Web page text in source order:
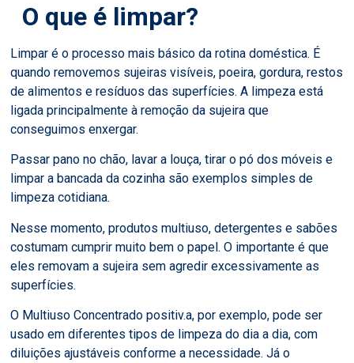
O que é limpar?
Limpar é o processo mais básico da rotina doméstica. É
quando removemos sujeiras visíveis, poeira, gordura, restos
de alimentos e resíduos das superfícies. A limpeza está
ligada principalmente à remoção da sujeira que
conseguimos enxergar.
Passar pano no chão, lavar a louça, tirar o pó dos móveis e
limpar a bancada da cozinha são exemplos simples de
limpeza cotidiana.
Nesse momento, produtos multiuso, detergentes e sabões
costumam cumprir muito bem o papel. O importante é que
eles removam a sujeira sem agredir excessivamente as
superfícies.
O Multiuso Concentrado positiv.a, por exemplo, pode ser
usado em diferentes tipos de limpeza do dia a dia, com
diluições ajustáveis conforme a necessidade. Já o